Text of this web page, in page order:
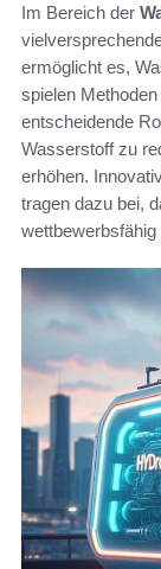
Im Bereich der
ermöglicht es,
spielen
entscheidende
Wasserstoff zu
erhöhen.
tragen dazu bei,
wettbewerbsfähig